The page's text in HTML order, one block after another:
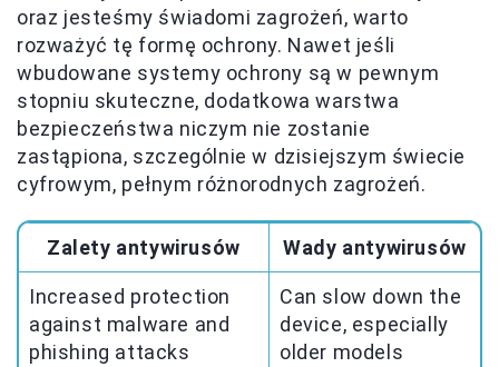
oraz jesteśmy świadomi zagrożeń, warto
rozważyć tę formę ochrony. Nawet jeśli
wbudowane systemy ochrony są w pewnym
stopniu skuteczne, dodatkowa warstwa
bezpieczeństwa niczym nie zostanie
zastąpiona, szczególnie w dzisiejszym świecie
cyfrowym, pełnym różnorodnych zagrożeń.
Zalety antywirusów Wady antywirusów
Increased protection
against malware and
phishing attacks
Can slow down the
device, especially
older models